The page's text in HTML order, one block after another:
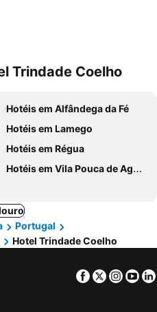
Trindade Coelho
Hotéis em Alfândega da Fé
Hotéis em Lamego
Hotéis em Régua
Hotéis em Vila Pouca de Aguiar
Portugal
Hotel Trindade Coelho
Facebook
Twitter